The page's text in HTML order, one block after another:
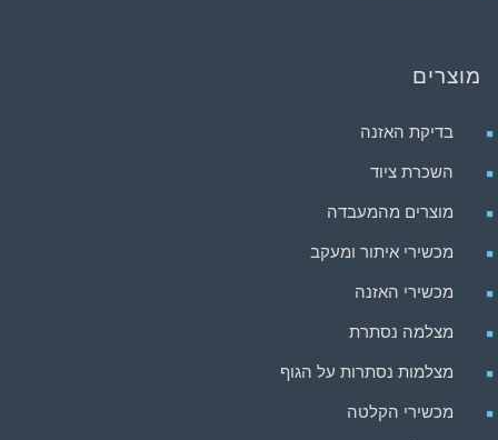
מוצרים
בדיקת האזנה
השכרת ציוד
מוצרים מהמעבדה
מכשירי איתור ומעקב
מכשירי האזנה
מצלמה נסתרת
מצלמות נסתרות על הגוף
מכשירי הקלטה